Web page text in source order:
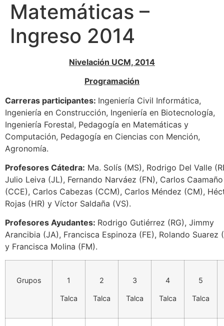
Matemáticas –
Ingreso 2014
Nivelación UCM, 2014
Programación
Carreras participantes: Ingeniería Civil Informática,
Ingeniería en Construcción, Ingeniería en Biotecnología,
Ingeniería Forestal, Pedagogía en Matemáticas y
Computación, Pedagogía en Ciencias con Mención,
Agronomía.
Profesores Cátedra: Ma. Solís (MS), Rodrigo Del Valle
Julio Leiva (JL), Fernando Narváez (FN), Carlos Caamaño
(CCE), Carlos Cabezas (CCM), Carlos Méndez (CM),
Rojas (HR) y Víctor Saldaña (VS).
Profesores Ayudantes: Rodrigo Gutiérrez (RG), Jimmy
Arancibia (JA), Francisca Espinoza (FE), Rolando Suarez
y Francisca Molina (FM).
Grupos 1
Talca
2
Talca
3
Talca
4
Talca
5
Talca